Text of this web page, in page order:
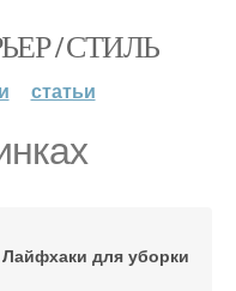
/ СТИЛЬ
статьи
Лайфхаки для уборки